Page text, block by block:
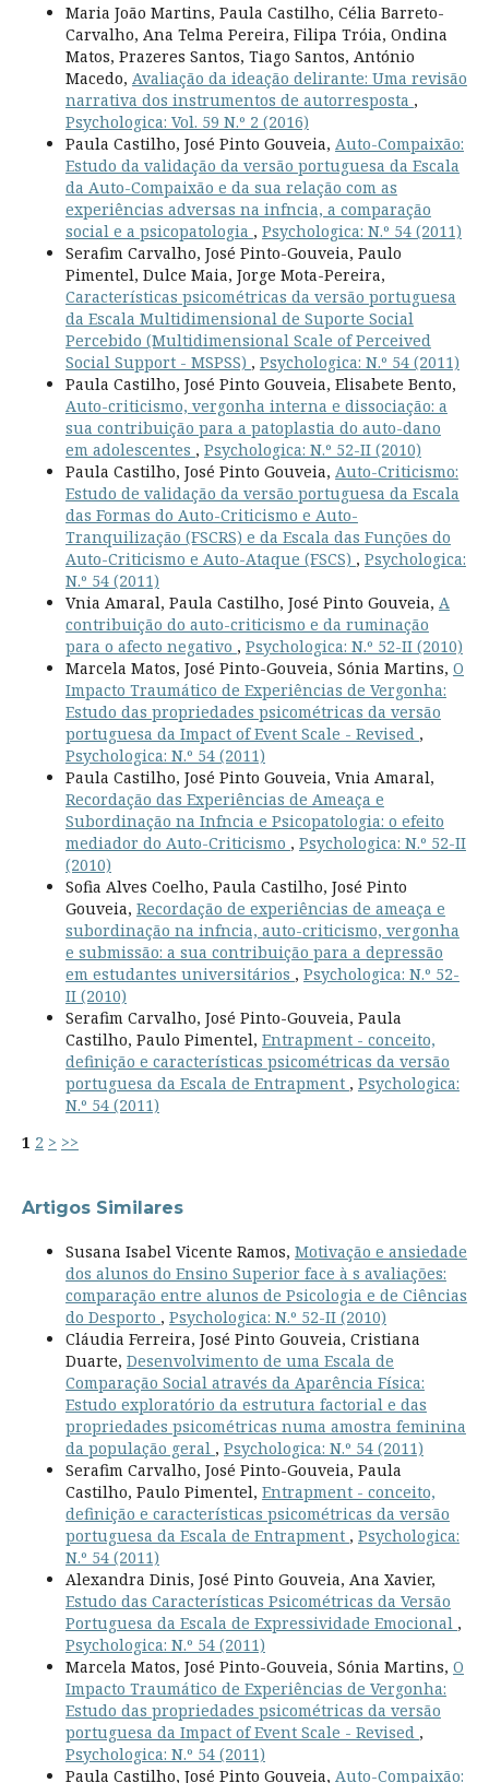
Maria João Martins, Paula Castilho, Célia Barreto-
Carvalho, Ana Telma Pereira, Filipa Tróia, Ondina
Matos, Prazeres Santos, Tiago Santos, António
Macedo, Avaliação da ideação delirante: Uma revisão
narrativa dos instrumentos de autorresposta ,
Psychologica: Vol. 59 N.º 2 (2016)
Paula Castilho, José Pinto Gouveia, Auto-Compaixão:
Estudo da validação da versão portuguesa da Escala
da Auto-Compaixão e da sua relação com as
experiências adversas na infncia, a comparação
social e a psicopatologia , Psychologica: N.º 54 (2011)
Serafim Carvalho, José Pinto-Gouveia, Paulo
Pimentel, Dulce Maia, Jorge Mota-Pereira,
Características psicométricas da versão portuguesa
da Escala Multidimensional de Suporte Social
Percebido (Multidimensional Scale of Perceived
Social Support - MSPSS) , Psychologica: N.º 54 (2011)
Paula Castilho, José Pinto Gouveia, Elisabete Bento,
Auto-criticismo, vergonha interna e dissociação: a
sua contribuição para a patoplastia do auto-dano
em adolescentes , Psychologica: N.º 52-II (2010)
Paula Castilho, José Pinto Gouveia, Auto-Criticismo:
Estudo de validação da versão portuguesa da Escala
das Formas do Auto-Criticismo e Auto-
Tranquilização (FSCRS) e da Escala das Funções do
Auto-Criticismo e Auto-Ataque (FSCS) , Psychologica:
N.º 54 (2011)
Vnia Amaral, Paula Castilho, José Pinto Gouveia, A
contribuição do auto-criticismo e da ruminação
para o afecto negativo , Psychologica: N.º 52-II (2010)
Marcela Matos, José Pinto-Gouveia, Sónia Martins, O
Impacto Traumático de Experiências de Vergonha:
Estudo das propriedades psicométricas da versão
portuguesa da Impact of Event Scale - Revised ,
Psychologica: N.º 54 (2011)
Paula Castilho, José Pinto Gouveia, Vnia Amaral,
Recordação das Experiências de Ameaça e
Subordinação na Infncia e Psicopatologia: o efeito
mediador do Auto-Criticismo , Psychologica: N.º 52-II
(2010)
Sofia Alves Coelho, Paula Castilho, José Pinto
Gouveia, Recordação de experiências de ameaça e
subordinação na infncia, auto-criticismo, vergonha
e submissão: a sua contribuição para a depressão
em estudantes universitários , Psychologica: N.º 52-
II (2010)
Serafim Carvalho, José Pinto-Gouveia, Paula
Castilho, Paulo Pimentel, Entrapment - conceito,
definição e características psicométricas da versão
portuguesa da Escala de Entrapment , Psychologica:
N.º 54 (2011)
1 2 > >>
Artigos Similares
Susana Isabel Vicente Ramos, Motivação e ansiedade
dos alunos do Ensino Superior face à s avaliações:
comparação entre alunos de Psicologia e de Ciências
do Desporto , Psychologica: N.º 52-II (2010)
Cláudia Ferreira, José Pinto Gouveia, Cristiana
Duarte, Desenvolvimento de uma Escala de
Comparação Social através da Aparência Física:
Estudo exploratório da estrutura factorial e das
propriedades psicométricas numa amostra feminina
da população geral , Psychologica: N.º 54 (2011)
Serafim Carvalho, José Pinto-Gouveia, Paula
Castilho, Paulo Pimentel, Entrapment - conceito,
definição e características psicométricas da versão
portuguesa da Escala de Entrapment , Psychologica:
N.º 54 (2011)
Alexandra Dinis, José Pinto Gouveia, Ana Xavier,
Estudo das Características Psicométricas da Versão
Portuguesa da Escala de Expressividade Emocional ,
Psychologica: N.º 54 (2011)
Marcela Matos, José Pinto-Gouveia, Sónia Martins, O
Impacto Traumático de Experiências de Vergonha:
Estudo das propriedades psicométricas da versão
portuguesa da Impact of Event Scale - Revised ,
Psychologica: N.º 54 (2011)
Paula Castilho, José Pinto Gouveia, Auto-Compaixão: